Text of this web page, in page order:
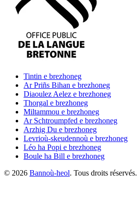
Tintin e brezhoneg
Ar Priñs Bihan e brezhoneg
Diaoulez Aelez e brezhoneg
Thorgal e brezhoneg
Miltammou e brezhoneg
Ar Schtroumpfed e brezhoneg
Arzhig Du e brezhoneg
Levrioù-skeudennoù e brezhoneg
Léo ha Popi e brezhoneg
Boule ha Bill e brezhoneg
© 2026 Bannoù-heol. Tous droits réservés.